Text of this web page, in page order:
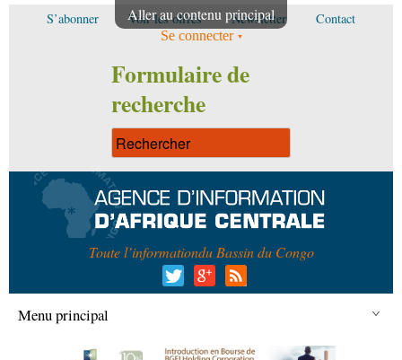
Aller au contenu principal
S’abonner Voir les offres Newsletter Contact
Se connecter
Formulaire de
recherche
Toute l’informationdu Bassin du Congo
Menu principal